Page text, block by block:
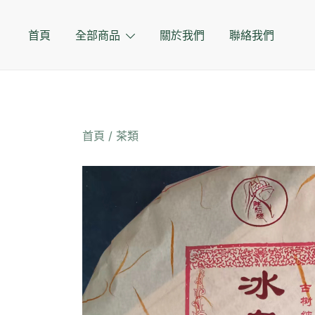
content
首頁 全部商品 關於我們 聯絡我們
首頁 / 茶類